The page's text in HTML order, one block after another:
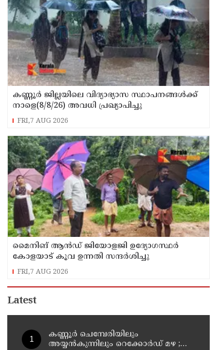
കണ്ണൂർ ജില്ലയിലെ വിദ്യാഭ്യാസ സ്ഥാപനങ്ങള്‍ക്ക്
നാളെ(8/8/26) അവധി പ്രഖ്യാപിച്ചു
FRI,7 AUG 2026
മൈനിങ് ആൻഡ്​ ജിയോളജി ഉദ്യോഗസ്ഥർ
കോളയാട് കൂവ ഉന്നതി സന്ദർശിച്ചു
FRI,7 AUG 2026
Latest
കണ്ണൂർ ചെമ്പേരിയിലും
അയ്യൻകുന്നിലും റെക്കോർഡ് മഴ ;